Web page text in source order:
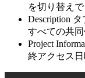
を切り替えで
Description
すべての共同
Project
終アクセス日